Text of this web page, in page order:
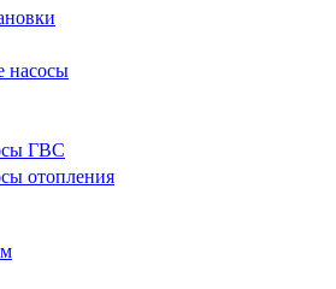
насосы
ГВС
отопления